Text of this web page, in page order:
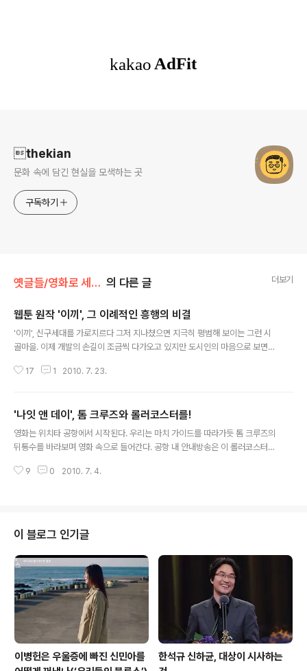
thekian
문화 속에 담긴 현실을 모색하는 곳
구독하기
옛글들/영화로 세상보기 의 다른 글 더보기
웹툰 원작 '이끼', 그 이례적인 흥행의 비결
'이끼', 신구세대를 가로지르다 그저 지나쳤으면 지극히 평범해 보이는 그런 시
골마을. 이제 개발의 손길이 조금씩 다가오고 있지만 도시인의 마음으로 보면
거기 덤불 아래, 세워진 집 아래에는 뭔가 숨겨진 시대의 생채기가 남아있지 않
무언가 이상한 것들이 있다는 것을 발견한다. 그 이상함은 전체주의적인 분위기
다. 이장 천용덕(정재영)에게 절대적으로 복종하는 마을 사람들이나, 마치 파놉
티콘을 연상시키는 이장의 집에 의해 감시되는 마을. 의절한 채 살아왔던 아버
17 1 2010. 7. 23.
'나잇 앤 데이', 톰 크루즈와 롤러코스터를!
영화는 위치타 공항에서 시작된다. 우리는 마치 가이드를 따라가듯 톰 크루즈의
뒤통수를 바라보며 영화 속으로 들어간다. 공항 내 안내방송은 이 롤러코스터에
겠습니다"하고 말한다. 그리고 안전한 일상 속에 살아왔던 우리들을 때론 아찔
끼는 대로 위험해보이면서도 어딘지 매력으로 넘치는 톰 크루즈에게 기꺼이 몸
을 맡긴다. 그저 즐기기만 하면 된다. 이 즐거운 여행을 깨뜨릴 수 있는 지독한
상황 속에 들어가..
9 0 2010. 7. 4.
이 블로그 인기글
이병헌은 우울증에 빠진 신민아를
한석규 신하균, 대상이 시사하는